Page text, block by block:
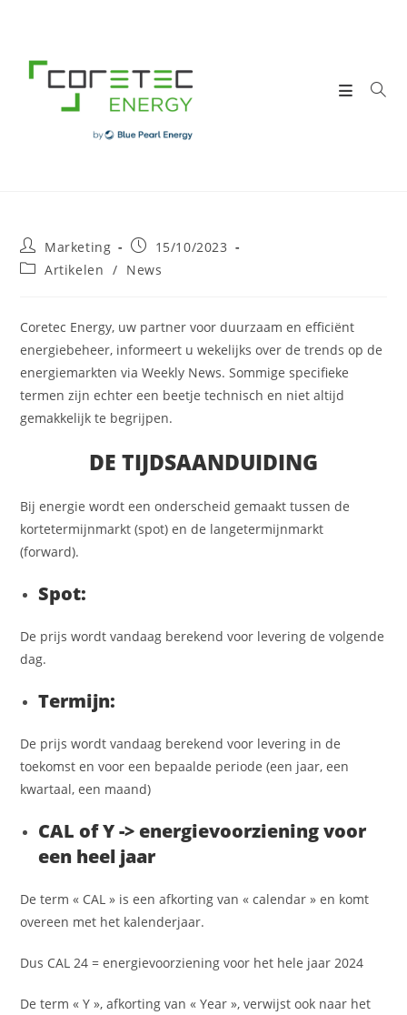
content
Post
author:
Marketing
Post
published:
15/10/2023
PostArtikelen / News
Coretec Energy, uw partner voor duurzaam en efficiënt
energiebeheer, informeert u wekelijks over de trends op de
energiemarkten via Weekly News. Sommige specifieke
termen zijn echter een beetje technisch en niet altijd
gemakkelijk te begrijpen.
DE TIJDSAANDUIDING
Bij energie wordt een onderscheid gemaakt tussen de
kortetermijnmarkt (spot) en de langetermijnmarkt
(forward).
Spot:
De prijs wordt vandaag berekend voor levering de volgende
dag.
Termijn:
De prijs wordt vandaag berekend voor levering in de
toekomst en voor een bepaalde periode (een jaar, een
kwartaal, een maand)
CAL of Y -> energievoorziening voor
een heel jaar
De term « CAL » is een afkorting van « calendar » en komt
overeen met het kalenderjaar.
Dus CAL 24 = energievoorziening voor het hele jaar 2024
De term « Y », afkorting van « Year », verwijst ook naar het